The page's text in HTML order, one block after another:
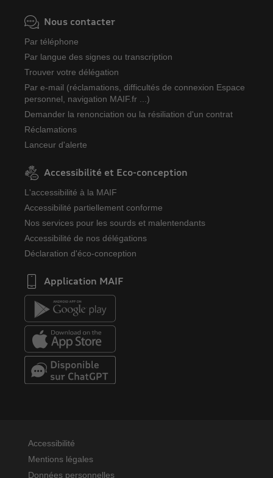
Nous contacter
Par téléphone
Par langue des signes ou transcription
Trouver votre délégation
Par e-mail (réclamations, difficultés de connexion Espace
personnel, navigation MAIF.fr ...)
Demander la renonciation ou la résiliation d'un contrat
Réclamations
Lanceur d'alerte
Accessibilité et Eco-conception
L'accessibilité à la MAIF
Accessibilité partiellement conforme
Nos services pour les sourds et malentendants
Accessibilité de nos délégations
Déclaration d'éco-conception
Application MAIF
Accessibilité
Mentions légales
Données personnelles